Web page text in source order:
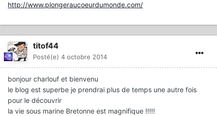
http://www.plongeraucoeurdumonde.com/
titof44
Posté(e) 4 octobre 2014
bonjour charlouf et bienvenu
le blog est superbe je prendrai plus de temps une autre fois
pour le découvrir
la vie sous marine Bretonne est magnifique !!!!!